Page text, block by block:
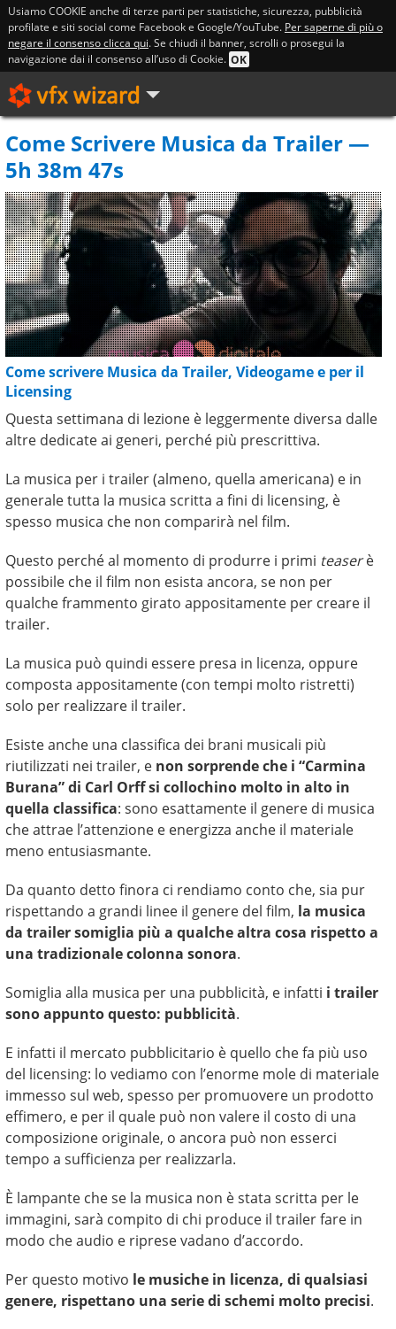
Usiamo COOKIE anche di terze parti per statistiche, sicurezza, pubblicità
profilate e siti social come Facebook e Google/YouTube. Per saperne di più o
negare il consenso clicca qui. Se chiudi il banner, scrolli o prosegui la
navigazione dai il consenso all’uso di Cookie. OK
Come Scrivere Musica da Trailer —
5h 38m 47s
Come scrivere Musica da Trailer, Videogame e per il
Licensing
Questa settimana di lezione è leggermente diversa dalle
altre dedicate ai generi, perché più prescrittiva.
La musica per i trailer (almeno, quella americana) e in
generale tutta la musica scritta a fini di licensing, è
spesso musica che non comparirà nel film.
Questo perché al momento di produrre i primi teaserè
possibile che il film non esista ancora, se non per
qualche frammento girato appositamente per creare il
trailer.
La musica può quindi essere presa in licenza, oppure
composta appositamente (con tempi molto ristretti)
solo per realizzare il trailer.
Esiste anche una classifica dei brani musicali più
riutilizzati nei trailer, e non sorprende che i “Carmina
Burana” di Carl Orff si collochino molto in alto in
quella classifica: sono esattamente il genere di musica
che attrae l’attenzione e energizza anche il materiale
meno entusiasmante.
Da quanto detto finora ci rendiamo conto che, sia pur
rispettando a grandi linee il genere del film, la musica
da trailer somiglia più a qualche altra cosa rispetto a
una tradizionale colonna sonora.
Somiglia alla musica per una pubblicità, e infatti i trailer
sono appunto questo: pubblicità.
E infatti il mercato pubblicitario è quello che fa più uso
del licensing: lo vediamo con l’enorme mole di materiale
immesso sul web, spesso per promuovere un prodotto
effimero, e per il quale può non valere il costo di una
composizione originale, o ancora può non esserci
tempo a sufficienza per realizzarla.
È lampante che se la musica non è stata scritta per le
immagini, sarà compito di chi produce il trailer fare in
modo che audio e riprese vadano d’accordo.
Per questo motivo le musiche in licenza, di qualsiasi
genere, rispettano una serie di schemi molto precisi.